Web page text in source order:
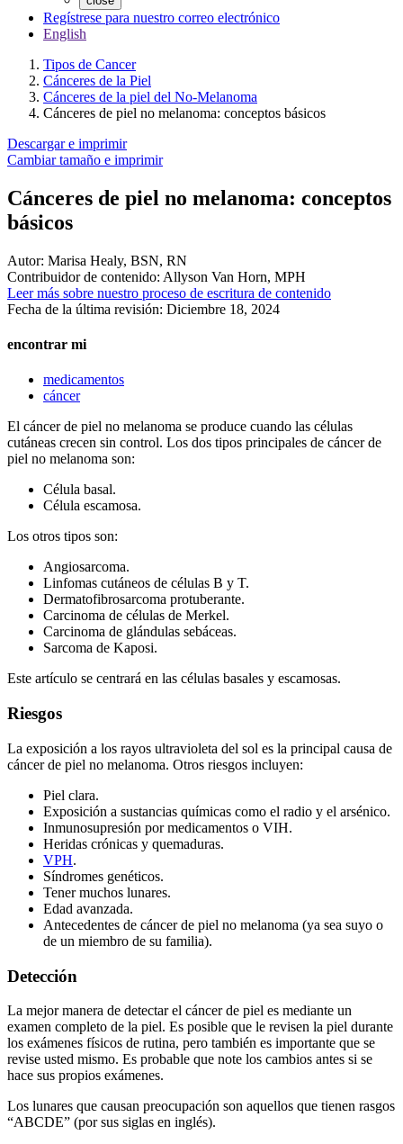
Regístrese para nuestro correo electrónico
English
Tipos de Cancer
Cánceres de la Piel
Cánceres de la piel del No-Melanoma
Cánceres de piel no melanoma: conceptos básicos
Descargar e imprimir
Cambiar tamaño e imprimir
Cánceres de piel no melanoma: conceptos
básicos
Autor: Marisa Healy, BSN, RN
Contribuidor de contenido: Allyson Van Horn, MPH
Leer más sobre nuestro proceso de escritura de contenido
Fecha de la última revisión: Diciembre 18, 2024
encontrar mi
medicamentos
cáncer
El cáncer de piel no melanoma se produce cuando las células
cutáneas crecen sin control. Los dos tipos principales de cáncer de
piel no melanoma son:
Célula basal.
Célula escamosa.
Los otros tipos son:
Angiosarcoma.
Linfomas cutáneos de células B y T.
Dermatofibrosarcoma protuberante.
Carcinoma de células de Merkel.
Carcinoma de glándulas sebáceas.
Sarcoma de Kaposi.
Este artículo se centrará en las células basales y escamosas.
Riesgos
La exposición a los rayos ultravioleta del sol es la principal causa de
cáncer de piel no melanoma. Otros riesgos incluyen:
Piel clara.
Exposición a sustancias químicas como el radio y el arsénico.
Inmunosupresión por medicamentos o VIH.
Heridas crónicas y quemaduras.
VPH.
Síndromes genéticos.
Tener muchos lunares.
Edad avanzada.
Antecedentes de cáncer de piel no melanoma (ya sea suyo o
de un miembro de su familia).
Detección
La mejor manera de detectar el cáncer de piel es mediante un
examen completo de la piel. Es posible que le revisen la piel durante
los exámenes físicos de rutina, pero también es importante que se
revise usted mismo. Es probable que note los cambios antes si se
hace sus propios exámenes.
Los lunares que causan preocupación son aquellos que tienen rasgos
“ABCDE” (por sus siglas en inglés).